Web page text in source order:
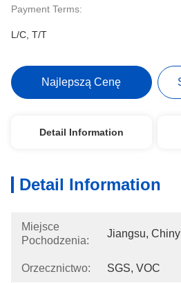
Payment Terms:
L/C, T/T
Najlepszą Cenę
Detail Information
Detail Information
Miejsce
Pochodzenia:
Jiangsu, Chiny
Orzecznictwo: SGS, VOC